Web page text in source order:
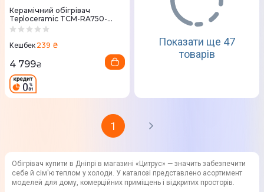
Керамічний обігрівач
Teploceramic TCM-RA750-
697771
Кешбек 239 ₴
4 799₴
Показати ще 47
товарів
1
Обігрівач купити в Дніпрі в магазині «Цитрус» — значить забезпечити
себе й сім'ю теплом у холоди. У каталозі представлено асортимент
моделей для дому, комерційних приміщень і відкритих просторів.